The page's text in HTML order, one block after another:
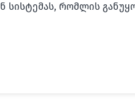
სისტემას, რომლის